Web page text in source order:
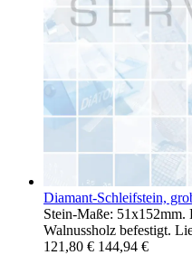
Diamant-Schleifstein,
Stein-Maße: 51x152mm.
Walnussholz befestigt.
121,80 € 144,94 €